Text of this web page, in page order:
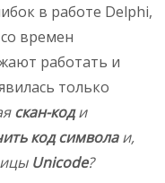
в работе Delphi,
времен
работать и
только
скан-коди
код символаи,
Unicode?